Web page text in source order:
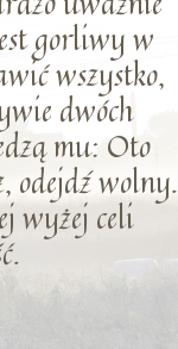
gorliwy w
wszystko,
dwóch
mu: Oto
odejdź wolny.
wyżej celi